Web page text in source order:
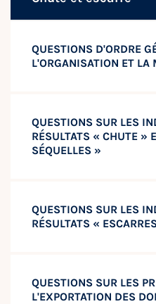
QUESTIONS D'ORDRE
L'ORGANISATION ET LA
QUESTIONS SUR LES
RÉSULTATS « CHUTE »
SÉQUELLES »
QUESTIONS SUR LES
RÉSULTATS «
QUESTIONS SUR LES
L'EXPORTATION DES